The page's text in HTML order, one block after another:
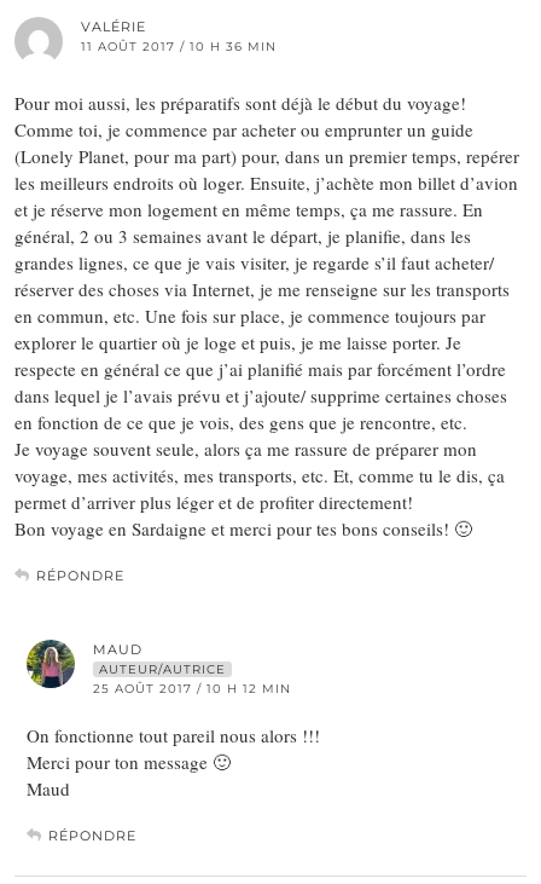
VALÉRIE
11 AOÛT 2017 / 10 H 36 MIN
Pour moi aussi, les préparatifs sont déjà le début du voyage!
Comme toi, je commence par acheter ou emprunter un guide
(Lonely Planet, pour ma part) pour, dans un premier temps, repérer
les meilleurs endroits où loger. Ensuite, j’achète mon billet d’avion
et je réserve mon logement en même temps, ça me rassure. En
général, 2 ou 3 semaines avant le départ, je planifie, dans les
grandes lignes, ce que je vais visiter, je regarde s’il faut acheter/
réserver des choses via Internet, je me renseigne sur les transports
en commun, etc. Une fois sur place, je commence toujours par
explorer le quartier où je loge et puis, je me laisse porter. Je
respecte en général ce que j’ai planifié mais par forcément l’ordre
dans lequel je l’avais prévu et j’ajoute/ supprime certaines choses
en fonction de ce que je vois, des gens que je rencontre, etc.
Je voyage souvent seule, alors ça me rassure de préparer mon
voyage, mes activités, mes transports, etc. Et, comme tu le dis, ça
permet d’arriver plus léger et de profiter directement!
Bon voyage en Sardaigne et merci pour tes bons conseils! 🙂
RÉPONDRE
MAUD
AUTEUR/AUTRICE
25 AOÛT 2017 / 10 H 12 MIN
On fonctionne tout pareil nous alors !!!
Merci pour ton message 🙂
Maud
RÉPONDRE